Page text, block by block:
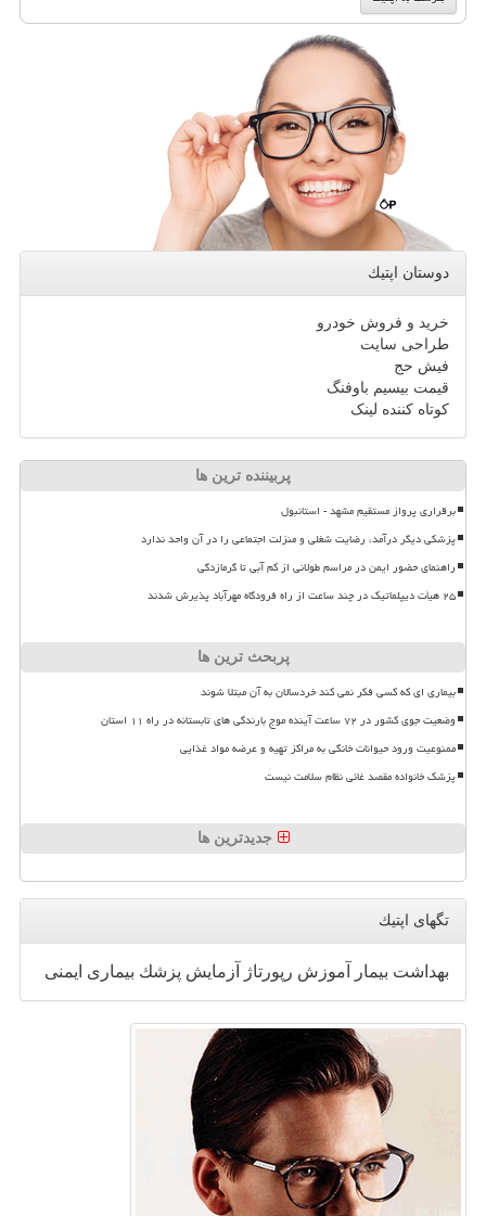
دوستان اپتیك
خرید و فروش خودرو
طراحی سایت
فیش حج
قیمت بیسیم باوفنگ
کوتاه کننده لینک
پربیننده ترین ها
برقراری پرواز مستقیم مشهد - استانبول
پزشکی دیگر درآمد، رضایت شغلی و منزلت اجتماعی را در آن واحد ندارد
راهنمای حضور ایمن در مراسم طولانی از کم آبی تا گرمازدگی
۲۵ هیأت دیپلماتیک در چند ساعت از راه فرودگاه مهرآباد پذیرش شدند
پربحث ترین ها
بیماری ای که کسی فکر نمی کند خردسالان به آن مبتلا شوند
وضعیت جوی کشور در ۷۲ ساعت آینده موج بارندگی های تابستانه در راه ۱۱ استان
ممنوعیت ورود حیوانات خانگی به مراکز تهیه و عرضه مواد غذایی
پزشک خانواده مقصد غائی نظام سلامت نیست
جدیدترین ها
تگهای اپتیك
بهداشت بیمار آموزش رپورتاژ آزمایش پزشك بیماری ایمنی